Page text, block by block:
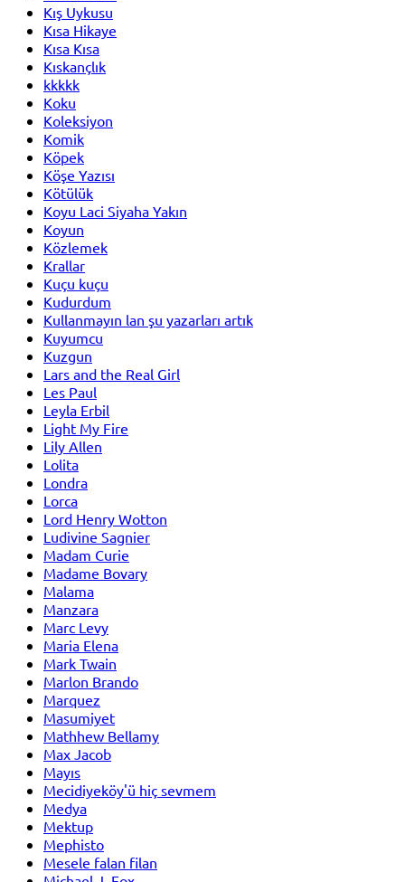
Kış Uykusu
Kısa Hikaye
Kısa Kısa
Kıskançlık
kkkkk
Koku
Koleksiyon
Komik
Köpek
Köşe Yazısı
Kötülük
Koyu Laci Siyaha Yakın
Koyun
Közlemek
Krallar
Kuçu kuçu
Kudurdum
Kullanmayın lan şu yazarları artık
Kuyumcu
Kuzgun
Lars and the Real Girl
Les Paul
Leyla Erbil
Light My Fire
Lily Allen
Lolita
Londra
Lorca
Lord Henry Wotton
Ludivine Sagnier
Madam Curie
Madame Bovary
Malama
Manzara
Marc Levy
Maria Elena
Mark Twain
Marlon Brando
Marquez
Masumiyet
Mathhew Bellamy
Max Jacob
Mayıs
Mecidiyeköy'ü hiç sevmem
Medya
Mektup
Mephisto
Mesele falan filan